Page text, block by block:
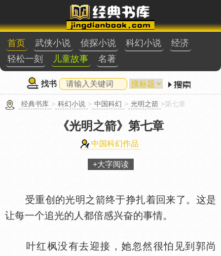
首页 武侠小说 侦探小说 科幻小说
经济
轻松一刻
儿童故事 名著
找书
经典书库 > 科幻小说 > 中国科幻 > 光明之箭 >第七章
《光明之箭》 第七章
中国科幻作品
+大字阅读
受重创的光明之箭终于挣扎着回来了。这是
让每一个追光的人都倍感兴奋的事情。
叶红枫没有去迎接，她忽然很怕见到郭尚